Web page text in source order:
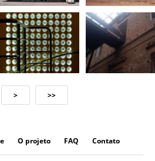
O projeto FAQ Contato